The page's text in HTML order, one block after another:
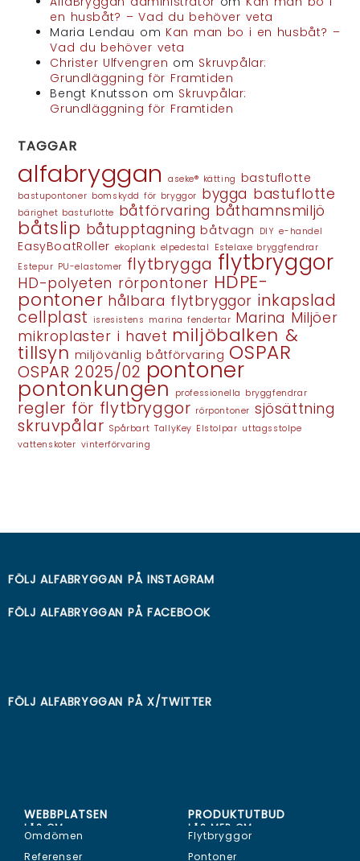
en husbåt? – Vad du behöver veta
Maria Lendau om Kan man bo i en husbåt? –
Vad du behöver veta
Christer Ulfvengren om Skruvpålar:
Grundläggning för Framtiden
Bengt Knutsson om Skruvpålar:
Grundläggning för Framtiden
TAGGAR
alfabryggan aseke® kätting bastuflotte
bastupontoner bomskydd för bryggor bygga bastuflotte
bärighet bastuflotte båtförvaring båthamnsmiljö
båtslip båtupptagning båtvagn DIY e-handel
EasyBoatRoller ekoplank elpedestal Estelaxe bryggfendrar
Estepur PU-elastomer flytbrygga flytbryggor
HD-polyeten rörpontoner HDPE-
pontoner hålbara flytbryggor inkapslad
cellplast isresistens marina fendertar Marina Miljöer
mikroplaster i havet miljöbalken &
tillsyn miljövänlig båtförvaring OSPAR
OSPAR 2025/02 pontoner
pontonkungen professionella bryggfendrar
regler för flytbryggor rörpontoner sjösättning
skruvpålar Spårbart TallyKey Elstolpar uttagsstolpe
vattenskoter vinterförvaring
FÖLJ ALFABRYGGAN PÅINSTAGRAM
FÖLJ ALFABRYGGAN PÅFACEBOOK
FÖLJ ALFABRYGGAN PÅX/TWITTER
WEBBPLATSEN
LÄS OM...
Omdömen
Referenser
PRODUKTUTBUD
LÄS MER OM...
Flytbryggor
Pontoner